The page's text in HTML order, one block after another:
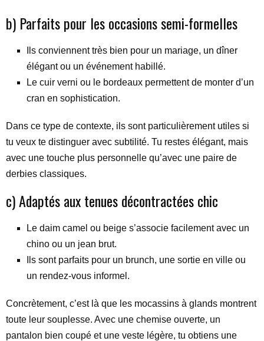
b) Parfaits pour les occasions semi-formelles
Ils conviennent très bien pour un mariage, un dîner
élégant ou un événement habillé.
Le cuir verni ou le bordeaux permettent de monter d’un
cran en sophistication.
Dans ce type de contexte, ils sont particulièrement utiles si
tu veux te distinguer avec subtilité. Tu restes élégant, mais
avec une touche plus personnelle qu’avec une paire de
derbies classiques.
c) Adaptés aux tenues décontractées chic
Le daim camel ou beige s’associe facilement avec un
chino ou un jean brut.
Ils sont parfaits pour un brunch, une sortie en ville ou
un rendez-vous informel.
Concrètement, c’est là que les mocassins à glands montrent
toute leur souplesse. Avec une chemise ouverte, un
pantalon bien coupé et une veste légère, tu obtiens une